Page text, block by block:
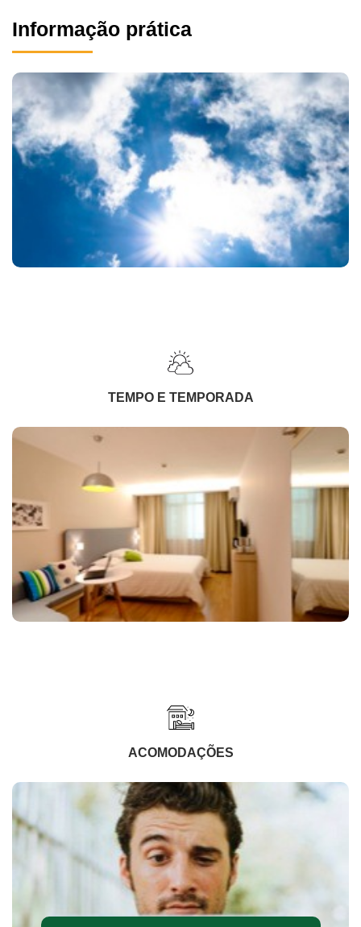
Informação prática
TEMPO E TEMPORADA
ACOMODAÇÕES